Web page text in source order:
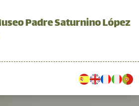
Padre Saturnino López